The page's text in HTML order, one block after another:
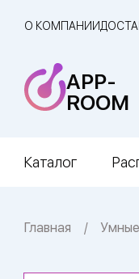
О КОМПАНИИ
APP-
ROOM
Каталог
Главная